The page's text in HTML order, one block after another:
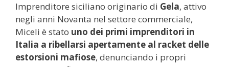
Imprenditore siciliano originario di Gela, attivo
negli anni Novanta nel settore commerciale,
Miceli è stato uno dei primi imprenditori in
Italia a ribellarsi apertamente al racket delle
estorsioni mafiose, denunciando i propri